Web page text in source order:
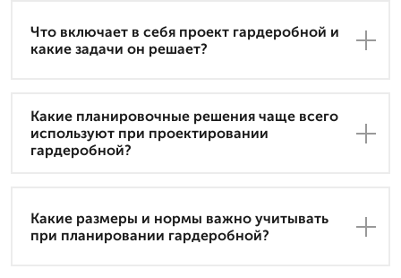
Что включает в себя проект гардеробной и
какие задачи он решает?
Какие планировочные решения чаще всего
используют при проектировании
гардеробной?
Какие размеры и нормы важно учитывать
при планировании гардеробной?